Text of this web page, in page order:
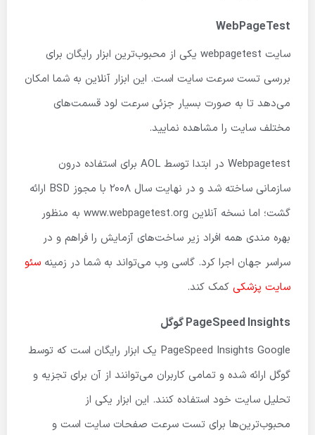
WebPageTest
سایت webpagetest یکی از محبوب‌ترین ابزار رایگان برای
بررسی تست سرعت سایت است. این ابزار آنلاین به شما امکان
می‌دهد تا به صورت بسیار جزئی سرعت لود قسمت‌های
مختلف سایت را مشاهده نمایید.
Webpagetest در ابتدا توسط AOL برای استفاده درون
سازمانی ساخته شد و در نهایت سال 2008 با مجوز BSD ارائه
گشت؛ اما نسخه آنلاین www.webpagetest.org به منظور
بهره مندی همه افراد زیر ساخت‌های آزمایش را فراهم و در
سراسر جهان اجرا کرد. گاسی وب می‌تواند به شما در زمینه سئو
سایت پزشکی کمک کند.
PageSpeed Insights گوگل
PageSpeed ​​Insights Google یک ابزار رایگان است که توسط
گوگل ارائه شده و تمامی کاربران می‌توانند از آن برای تجزیه و
تحلیل سایت خود استفاده کنند. این ابزار یکی از
محبوب‌ترین‌ها برای تست سرعت صفحات سایت است و